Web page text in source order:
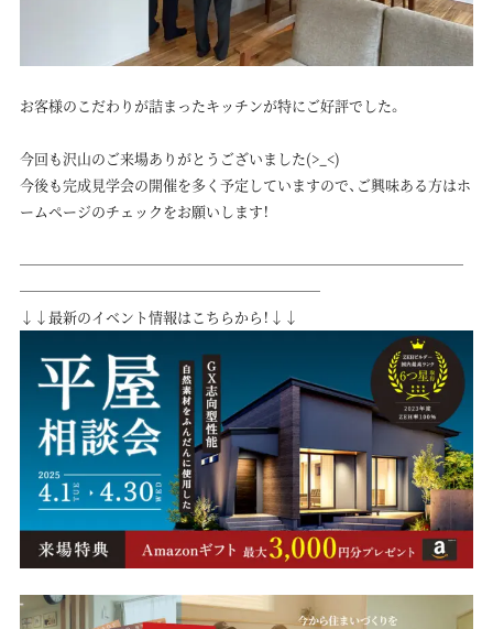
お客様のこだわりが詰まったキッチンが特にご好評でした。
今回も沢山のご来場ありがとうございました(>_<)
今後も完成見学会の開催を多く予定していますので、ご興味ある方はホ
ームページのチェックをお願いします！
───────────────────────────────
─────────────────────
↓↓最新のイベント情報はこちらから！↓↓